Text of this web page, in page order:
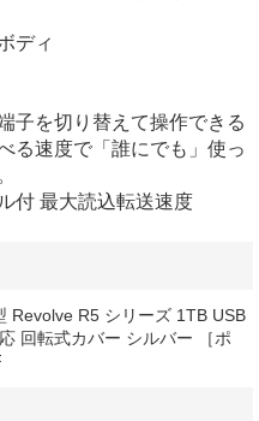
ディ
子を切り替えて操作できる
る速度で「誰にでも」使っ
付 最大読込転送速度
Revolve R5 シリーズ 1TB USB
回転式カバー シルバー ［ポ